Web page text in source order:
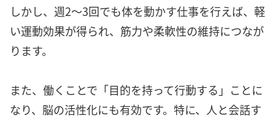
しかし、週2〜3回でも体を動かす仕事を行えば、軽
い運動効果が得られ、筋力や柔軟性の維持につなが
ります。
また、働くことで「目的を持って行動する」ことに
なり、脳の活性化にも有効です。特に、人と会話す